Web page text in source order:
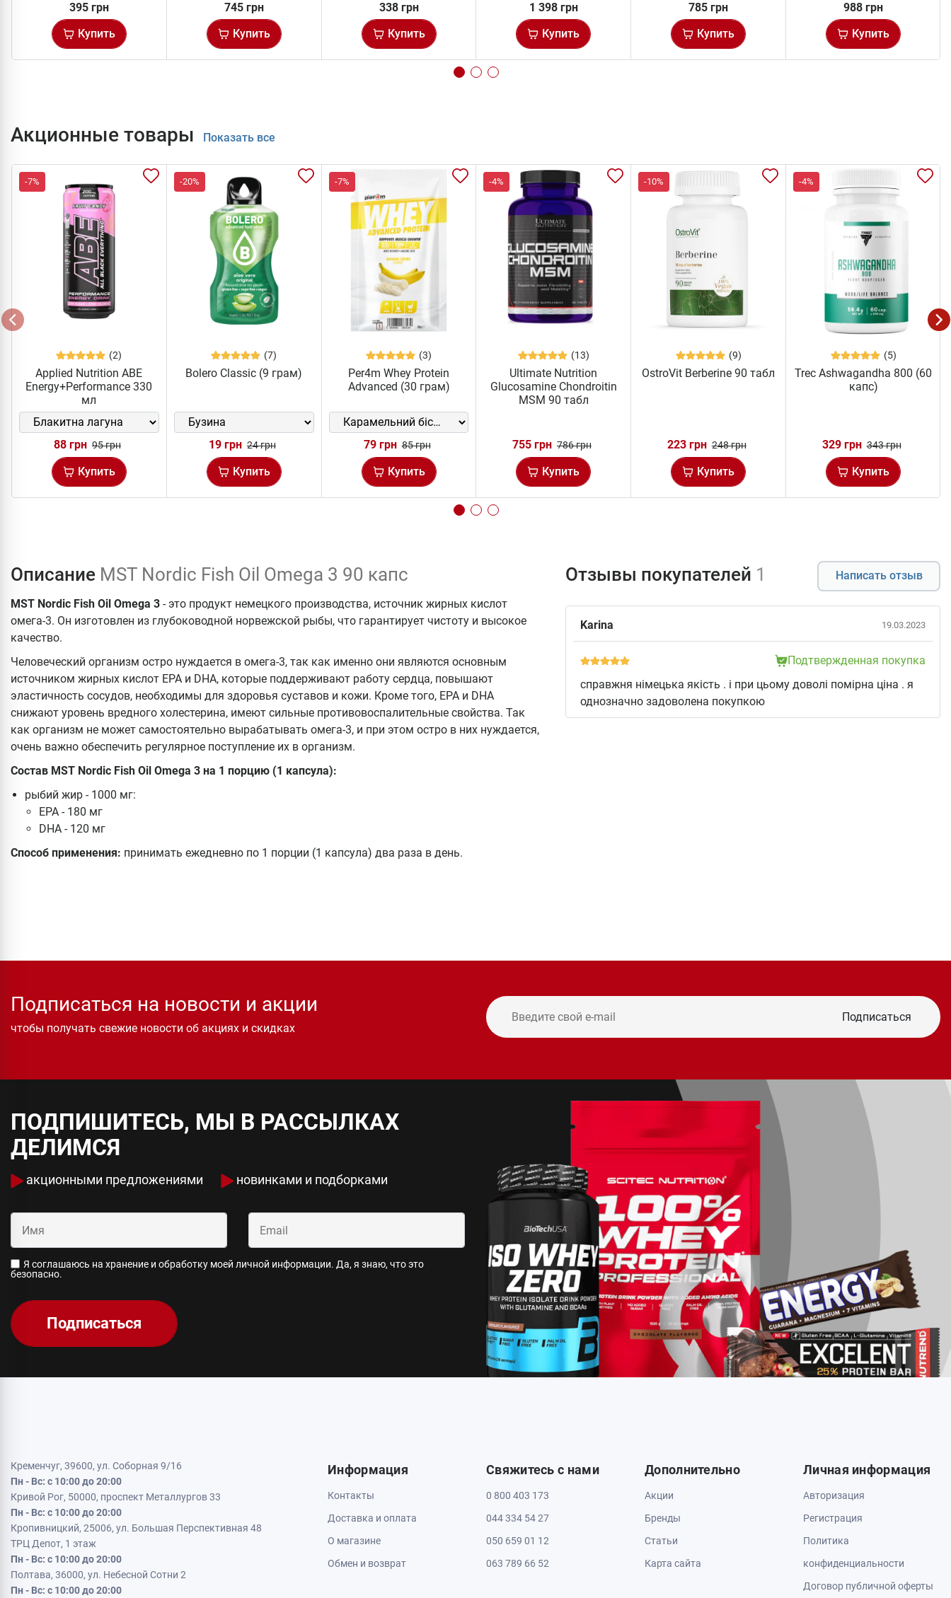
395 грн
Купить
745 грн
Купить
338 грн
Купить
1 398 грн
Купить
785 грн
Купить
988 грн
Купить
Акционные товары Показать все
-7%
(2)
Applied Nutrition ABE
Energy+Performance 330
мл
88 грн 95 грн
Купить
-20%
(7)
Bolero Classic (9 грам)
19 грн 24 грн
Купить
-7%
(3)
Per4m Whey Protein
Advanced (30 грам)
79 грн 85 грн
Купить
-4%
(13)
Ultimate Nutrition
Glucosamine Chondroitin
MSM 90 табл
755 грн 786 грн
Купить
-10%
(9)
OstroVit Berberine 90 табл
223 грн 248 грн
Купить
-4%
(5)
Trec Ashwagandha 800 (60
капс)
329 грн 343 грн
Купить
Описание MST Nordic Fish Oil Omega 3 90 капс
MST Nordic Fish Oil Omega 3 - это продукт немецкого производства, источник жирных кислот
омега-3. Он изготовлен из глубоководной норвежской рыбы, что гарантирует чистоту и высокое
качество.
Человеческий организм остро нуждается в омега-3, так как именно они являются основным
источником жирных кислот EPA и DHA, которые поддерживают работу сердца, повышают
эластичность сосудов, необходимы для здоровья суставов и кожи. Кроме того, EPA и DHA
снижают уровень вредного холестерина, имеют сильные противовоспалительные свойства. Так
как организм не может самостоятельно вырабатывать омега-3, и при этом остро в них нуждается,
очень важно обеспечить регулярное поступление их в организм.
Состав MST Nordic Fish Oil Omega 3 на 1 порцию (1 капсула):
рыбий жир - 1000 мг:
EPA - 180 мг
DHA - 120 мг
Способ применения: принимать ежедневно по 1 порции (1 капсула) два раза в день.
Отзывы покупателей 1 Написать отзыв
Karina 19.03.2023
Подтвержденная покупка
справжня німецька якість . і при цьому доволі помірна ціна . я
однозначно задоволена покупкою
Подписаться на новости и акции
чтобы получать свежие новости об акциях и скидках
Подписаться
ПОДПИШИТЕСЬ, МЫ В РАССЫЛКАХ
ДЕЛИМСЯ
акционными предложениями новинками и подборками
Я соглашаюсь на хранение и обработку моей личной информации. Да, я знаю, что это
безопасно.
Подписаться
Кременчуг, 39600, ул. Соборная 9/16
Пн - Вс: с 10:00 до 20:00
Кривой Рог, 50000, проспект Металлургов 33
Пн - Вс: с 10:00 до 20:00
Кропивницкий, 25006, ул. Большая Перспективная 48
ТРЦ Депот, 1 этаж
Пн - Вс: с 10:00 до 20:00
Полтава, 36000, ул. Небесной Сотни 2
Пн - Вс: с 10:00 до 20:00
Информация
Контакты
Доставка и оплата
О магазине
Обмен и возврат
Свяжитесь с нами
0 800 403 173
044 334 54 27
050 659 01 12
063 789 66 52
Дополнительно
Акции
Бренды
Статьи
Карта сайта
Личная информация
Авторизация
Регистрация
Политика
конфиденциальности
Договор публичной оферты